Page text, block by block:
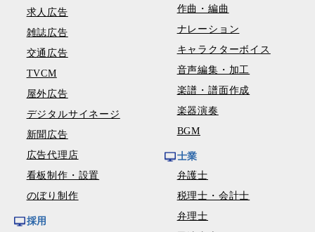
求人広告
雑誌広告
交通広告
TVCM
屋外広告
デジタルサイネージ
新聞広告
広告代理店
看板制作・設置
のぼり制作
採用
作曲・編曲
ナレーション
キャラクターボイス
音声編集・加工
楽譜・譜面作成
楽器演奏
BGM
士業
弁護士
税理士・会計士
弁理士